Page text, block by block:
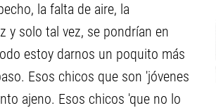
la falta de aire, la
y solo tal vez, se pondrían en
estoy darnos un poquito más
Esos chicos que son 'jóvenes
ajeno. Esos chicos 'que no lo